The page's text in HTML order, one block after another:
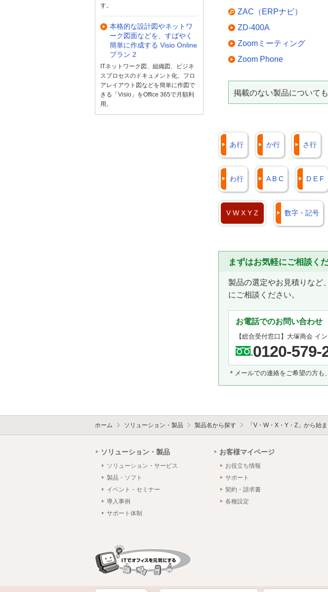
ZAC（ERPナビ）
ZD-400A
Zoomミーティング
Zoom Phone
掲載のない製品について
あ行 か行 さ行
わ行 A B C D E F
V W X Y Z 数字・記号
まずはお気軽にご相談くだ
製品の選定やお見積りなど
にご相談ください。
お電話でのお問い合わせ
【総合受付窓口】 大塚商会 イ
0120-579-
＊メールでの連絡をご希望の方も
す。
本格的な設計図やネットワ
ーク図面などを、すばやく
簡単に作成する Visio Online
プラン 2
ITネットワーク図、組織図、ビジネ
スプロセスのドキュメント化、フロ
アレイアウト図などを簡単に作図で
きる「Visio」をOffice 365で月額利
用。
ホーム ソリューション・製品 製品名から探す 「V・W・X・Y・Z」から始
ソリューション・製品
ソリューション・サービス
製品・ソフト
イベント・セミナー
導入事例
サポート体制
お客様マイページ
お役立ち情報
サポート
契約・請求書
各種設定